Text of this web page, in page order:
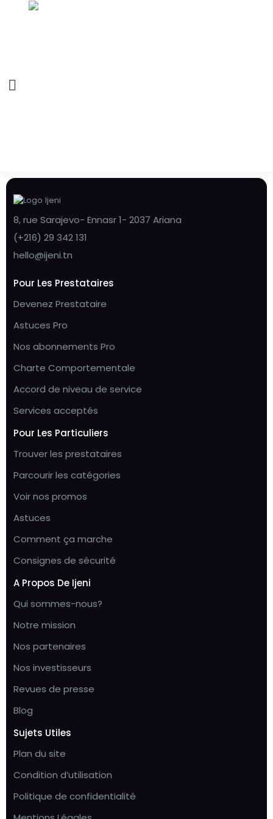
8, rue Sarajevo- Ennasr 1- 2037 Ariana
(+216) 29 342 131
hello@ijeni.tn
Pour Les Prestataires
Devenez Prestataire
Astuces Pro
Nos abonnements Pro
Charte Comportementale
Accord de niveau de service
Services acceptés
Pour Les Particuliers
Trouver les prestataires
Parcourir les catégories
Voir nos promos
Astuces
Comment ça marche
Consignes de sécurité
A Propos De Ijeni
Qui sommes-nous?
Notre mission
Nos partenaires
Nos investisseurs
Revues de presse
Blog
Sujets Utiles
Plan du site
Condition d’utilisation
Politique de confidentialité